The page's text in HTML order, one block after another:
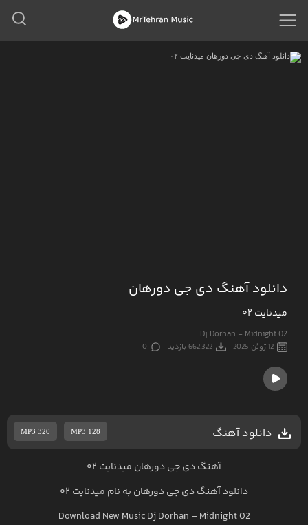
دانلود آهنگ دی جی دورهان
میدنایت ۰۲
Dj Dorhan - Midnight 02
12 ژوئن 2025 662,322 بازدید 0
دانلود آهنگ MP3 320 MP3 128
آهنگ دی جی دورهان میدنایت ۰۲
دانلود آهنگدی جی دورهان به نام میدنایت ۰۲
Download New MusicDj Dorhan – Midnight 02